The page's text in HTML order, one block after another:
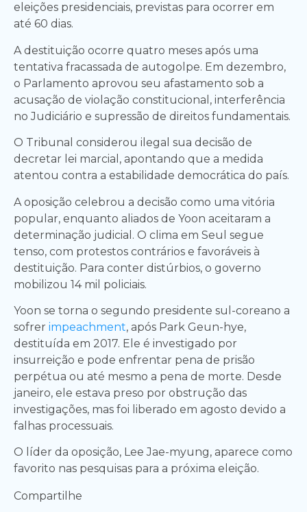
eleições presidenciais, previstas para ocorrer em
até 60 dias.
A destituição ocorre quatro meses após uma
tentativa fracassada de autogolpe. Em dezembro,
o Parlamento aprovou seu afastamento sob a
acusação de violação constitucional, interferência
no Judiciário e supressão de direitos fundamentais.
O Tribunal considerou ilegal sua decisão de
decretar lei marcial, apontando que a medida
atentou contra a estabilidade democrática do país.
A oposição celebrou a decisão como uma vitória
popular, enquanto aliados de Yoon aceitaram a
determinação judicial. O clima em Seul segue
tenso, com protestos contrários e favoráveis à
destituição. Para conter distúrbios, o governo
mobilizou 14 mil policiais.
Yoon se torna o segundo presidente sul-coreano a
sofrer impeachment, após Park Geun-hye,
destituída em 2017. Ele é investigado por
insurreição e pode enfrentar pena de prisão
perpétua ou até mesmo a pena de morte. Desde
janeiro, ele estava preso por obstrução das
investigações, mas foi liberado em agosto devido a
falhas processuais.
O líder da oposição, Lee Jae-myung, aparece como
favorito nas pesquisas para a próxima eleição.
Compartilhe